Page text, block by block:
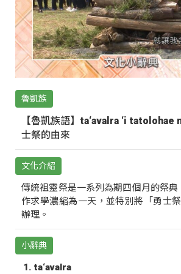
魯凱族
【魯凱族語】ta‘avalra ‘i tatolohae
士祭的由來
文化介紹
傳統祖靈祭是一系列為期四個月的祭
作求學濃縮為一天，並特別將「勇士
辦理。
小辭典
ta‘avalra